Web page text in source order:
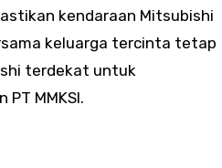
kendaraan Mitsubishi
keluarga tercinta tetap
terdekat untuk
MMKSI.